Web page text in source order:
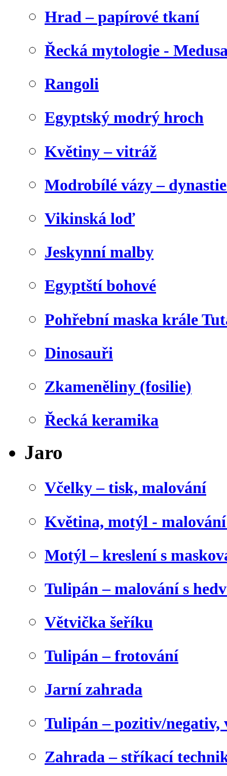
Hrad – papírové tkaní
Řecká mytologie -
Rangoli
Egyptský modrý hroch
Květiny – vitráž
Modrobílé vázy –
Vikinská loď
Jeskynní malby
Egyptští bohové
Pohřební maska krále
Dinosauři
Zkameněliny (fosilie)
Řecká keramika
Jaro
Včelky – tisk, malování
Květina, motýl -
Motýl – kreslení s
Tulipán – malování s
Větvička šeříku
Tulipán – frotování
Jarní zahrada
Tulipán – pozitiv/negativ,
Zahrada – stříkací